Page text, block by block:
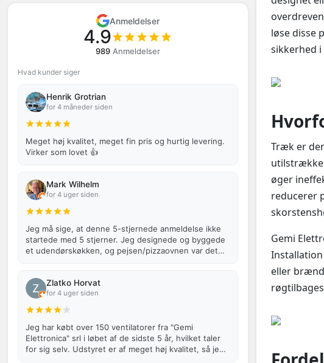
Anmeldelser
4.9
989 Anmeldelser
Hvad kunder siger
Henrik Grotrian
for 4 måneder siden
Meget høj kvalitet, meget fin pris og hurtig levering.
Virker som lovet 👍
Mark Wilhelm
for 4 uger siden
Jeg må sige, at denne 5-stjernede anmeldelse ikke
startede med 5 stjerner. Jeg designede og byggede
et udendørskøkken, og pejsen/pizzaovnen var det
Zlatko Horvat
for 4 uger siden
Jeg har købt over 150 ventilatorer fra "Gemi
Elettronica" srl i løbet af de sidste 5 år, hvilket taler
for sig selv. Udstyret er af meget høj kvalitet, så jeg
løse disse
sikkerhed
Træk er
øger
reducerer
Gemi
eller